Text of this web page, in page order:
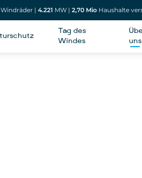
Windräder | 4.221 MW | 2,70 Mio Haushalte
Tag des
Windes
uns